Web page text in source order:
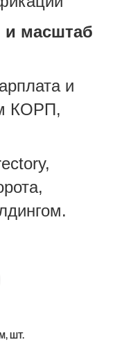
и масштаб
и
КОРП,
ШТ.